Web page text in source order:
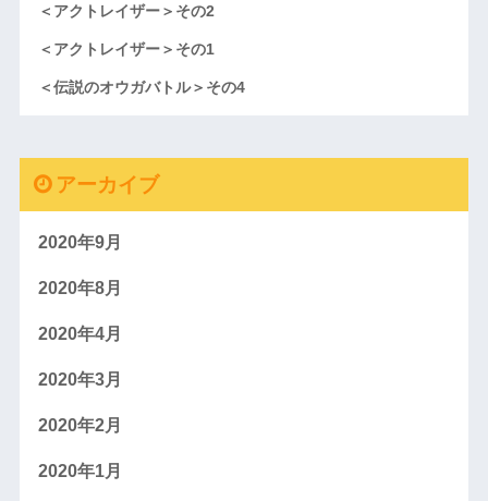
＜アクトレイザー＞その2
＜アクトレイザー＞その1
＜伝説のオウガバトル＞その4
アーカイブ
2020年9月
2020年8月
2020年4月
2020年3月
2020年2月
2020年1月